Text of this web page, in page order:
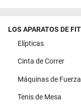
LOS APARATOS DE
Elípticas
Cinta de Correr
Máquinas de Fuerza
Tenis de Mesa